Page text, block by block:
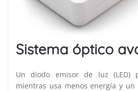
Sistema óptico
Un diodo emisor de luz (LED)
mientras usa menos energía y